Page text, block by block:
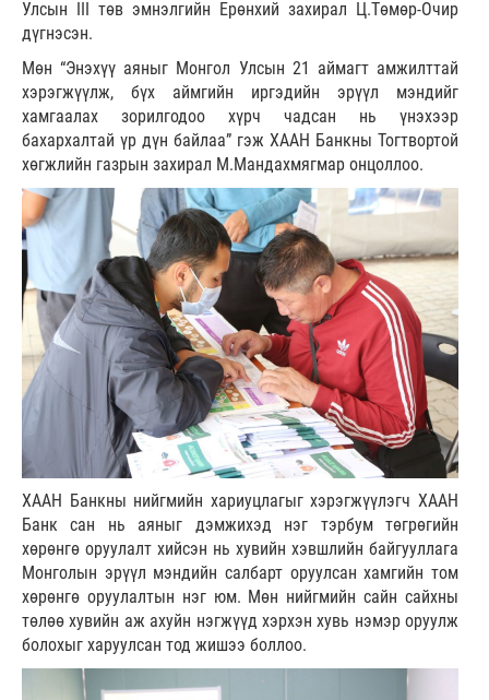
Улсын III төв эмнэлгийн Ерөнхий захирал Ц.Төмөр-Очир
дүгнэсэн.
Мөн “Энэхүү аяныг Монгол Улсын 21 аймагт амжилттай
хэрэгжүүлж, бүх аймгийн иргэдийн эрүүл мэндийг
хамгаалах зорилгодоо хүрч чадсан нь үнэхээр
бахархалтай үр дүн байлаа” гэж ХААН Банкны Тогтвортой
хөгжлийн газрын захирал М.Мандахмягмар онцоллоо.
ХААН Банкны нийгмийн хариуцлагыг хэрэгжүүлэгч ХААН
Банк сан нь аяныг дэмжихэд нэг тэрбум төгрөгийн
хөрөнгө оруулалт хийсэн нь хувийн хэвшлийн байгууллага
Монголын эрүүл мэндийн салбарт оруулсан хамгийн том
хөрөнгө оруулалтын нэг юм. Мөн нийгмийн сайн сайхны
төлөө хувийн аж ахуйн нэгжүүд хэрхэн хувь нэмэр оруулж
болохыг харуулсан тод жишээ боллоо.